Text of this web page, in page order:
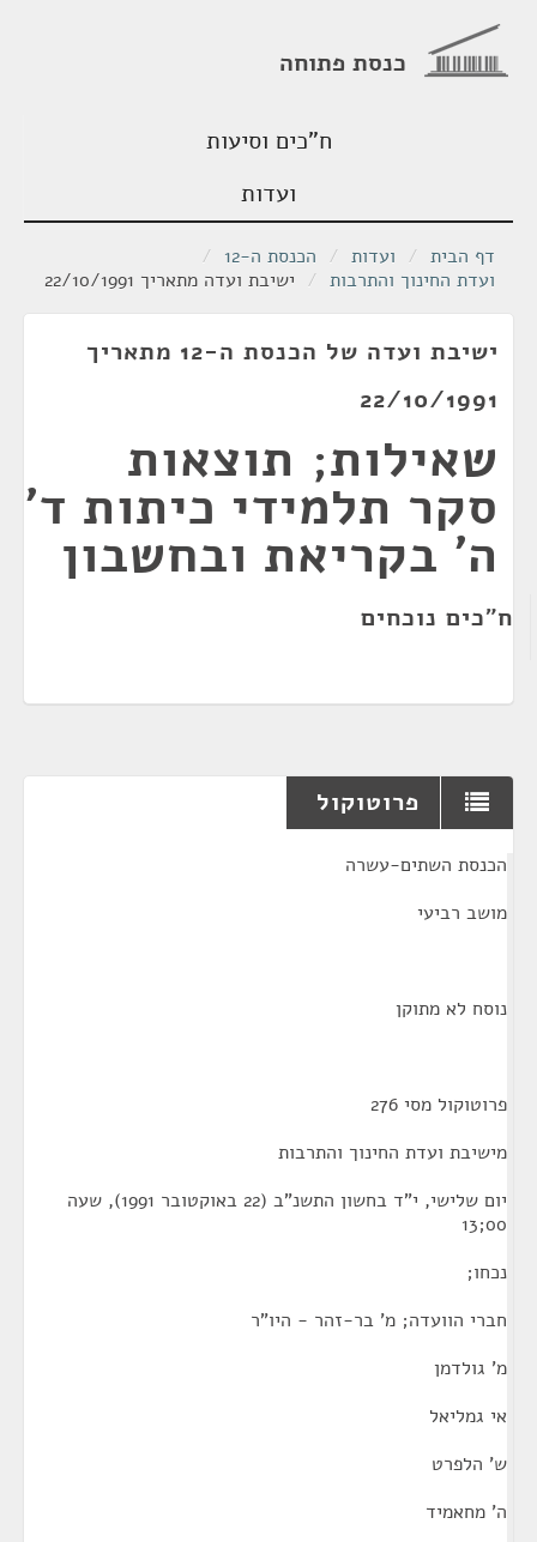
כנסת פתוחה
ח"כים וסיעות
ועדות
דף הבית / ועדות / הכנסת ה-12
/
ועדת החינוך והתרבות / ישיבת ועדה מתאריך 22/10/1991
ישיבת ועדה של הכנסת ה-12 מתאריך
22/10/1991
שאילות; תוצאות
סקר תלמידי כיתות ד'
ה' בקריאת ובחשבון
ח"כים נוכחים
פרוטוקול
הכנסת השתים-עשרה
מושב רביעי
נוסח לא מתוקן
פרוטוקול מסי 276
מישיבת ועדת החינוך והתרבות
יום שלישי, י"ד בחשון התשנ"ב (22 באוקטובר 1991), שעה
00;13
נכחו;
חברי הוועדה; מ' בר-זהר - היו"ר
מ' גולדמן
אי גמליאל
ש' הלפרט
ה' מחאמיד